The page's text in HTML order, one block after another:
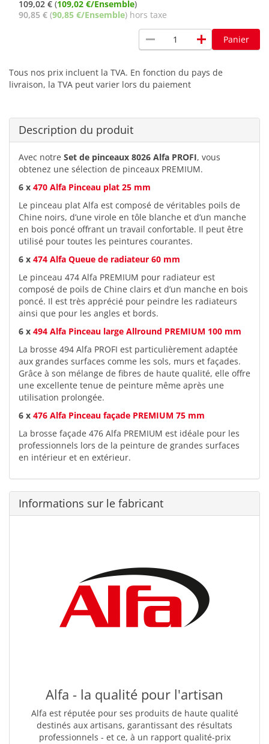
109,02 € (109,02 €/Ensemble)
90,85 € (90,85 €/Ensemble) hors taxe
remove add Panier
Tous nos prix incluent la TVA. En fonction du pays de
livraison, la TVA peut varier lors du paiement
Description du produit
Avec notre Set de pinceaux 8026 Alfa PROFI, vous
obtenez une sélection de pinceaux PREMIUM.
6 x 470 Alfa Pinceau plat 25 mm
Le pinceau plat Alfa est composé de véritables poils de
Chine noirs, d’une virole en tôle blanche et d’un manche
en bois poncé offrant un travail confortable. Il peut être
utilisé pour toutes les peintures courantes.
6 x 474 Alfa Queue de radiateur 60 mm
Le pinceau 474 Alfa PREMIUM pour radiateur est
composé de poils de Chine clairs et d’un manche en bois
poncé. Il est très apprécié pour peindre les radiateurs
ainsi que pour les angles et bords.
6 x 494 Alfa Pinceau large Allround PREMIUM 100 mm
La brosse 494 Alfa PROFI est particulièrement adaptée
aux grandes surfaces comme les sols, murs et façades.
Grâce à son mélange de fibres de haute qualité, elle offre
une excellente tenue de peinture même après une
utilisation prolongée.
6 x 476 Alfa Pinceau façade PREMIUM 75 mm
La brosse façade 476 Alfa PREMIUM est idéale pour les
professionnels lors de la peinture de grandes surfaces
en intérieur et en extérieur.
Informations sur le fabricant
Alfa - la qualité pour l'artisan
Alfa est réputée pour ses produits de haute qualité
destinés aux artisans, garantissant des résultats
professionnels - et ce, à un rapport qualité-prix